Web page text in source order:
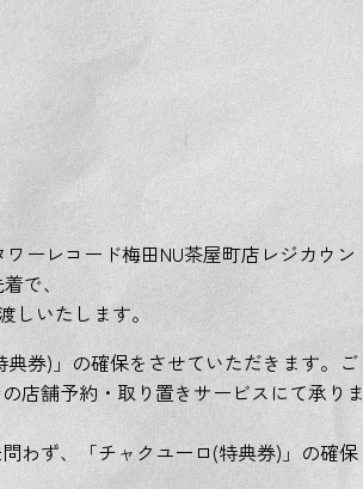
ーレコード梅田NU茶屋町店レジカウン
で、
しいたします。
券)」の確保をさせていただきます。ご
店舗予約・取り置きサービスにて承りま
わず、「チャクユーロ(特典券)」の確保